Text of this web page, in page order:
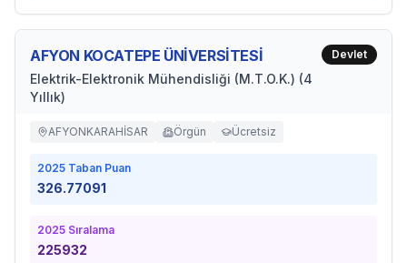
AFYON KOCATEPE ÜNİVERSİTESİ
Elektrik-Elektronik Mühendisliği (M.T.O.K.) (4
Yıllık)
Devlet
AFYONKARAHİSAR Örgün Ücretsiz
2025 Taban Puan
326.77091
2025 Sıralama
225932